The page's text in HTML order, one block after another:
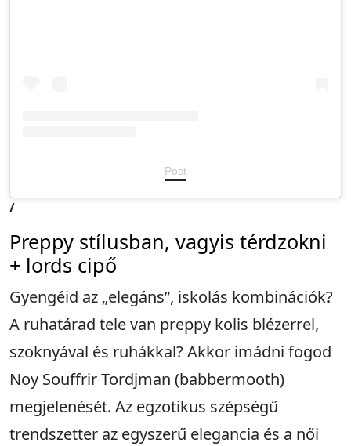
Post
/
Preppy stílusban, vagyis térdzokni
+ lords cipő
Gyengéid az „elegáns”, iskolás kombinációk?
A ruhatárad tele van preppy kolis blézerrel,
szoknyával és ruhákkal? Akkor imádni fogod
Noy Souffrir Tordjman (babbermooth)
megjelenését. Az egzotikus szépségű
trendszetter az egyszerű elegancia és a női